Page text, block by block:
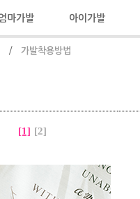
마가발 아이가발
/ 가발착용방법
[1] [2]